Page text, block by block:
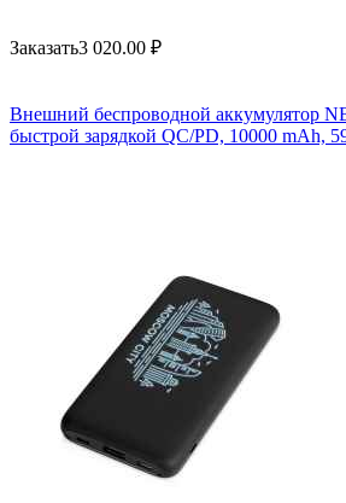
Заказать3 020.00 ₽
Внешний беспроводной аккумулятор
быстрой зарядкой QC/PD, 10000 mAh,